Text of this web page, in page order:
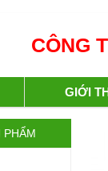
CÔNG
GIỚI
PHẨM